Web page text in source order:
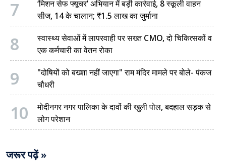
7
‘मिशन सेफ फ्यूचर’ अभियान में बड़ी कार्रवाई, 8 स्कूली वाहन
सीज, 14 के चालान; ₹1.5 लाख का जुर्माना
8
स्वास्थ्य सेवाओं में लापरवाही पर सख्त CMO, दो चिकित्सकों व
एक कर्मचारी का वेतन रोका
9
"दोषियों को बख्शा नहीं जाएगा" राम मंदिर मामले पर बोले- पंकज
चौधरी
10
मोदीनगर नगर पालिका के दावों की खुली पोल, बदहाल सड़क से
लोग परेशान
जरूर पढ़ें »